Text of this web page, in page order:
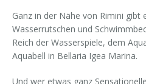
Ganz in der Nähe von Rimini
Wasserrutschen und
Reich der Wasserspiele, dem
Aquabell in Bellaria Igea Marina.
Und wer etwas ganz